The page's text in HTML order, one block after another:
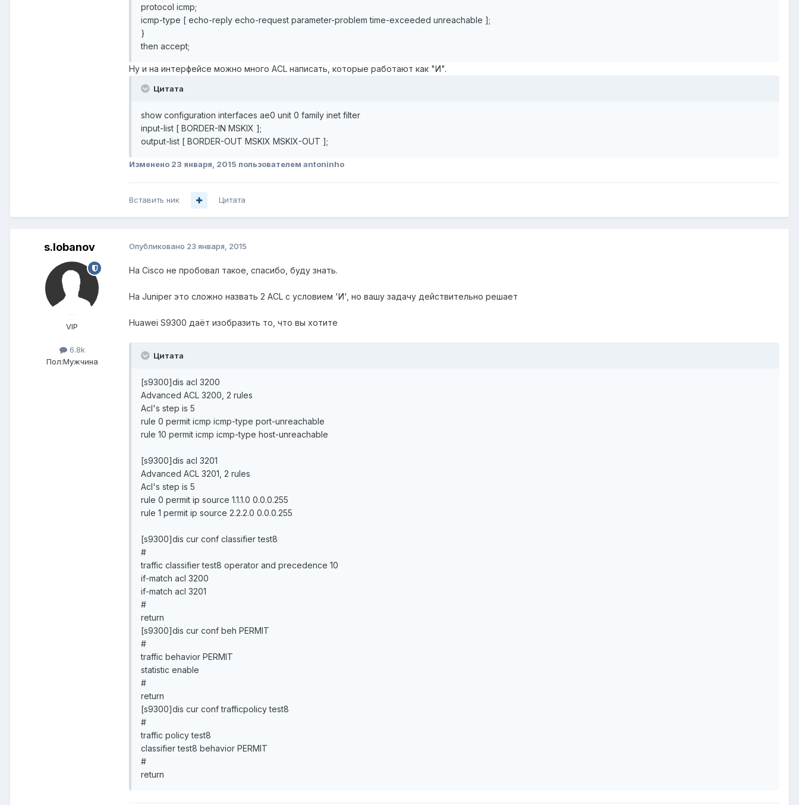
protocol icmp;
icmp-type [ echo-reply echo-request parameter-problem time-exceeded unreachable ];
}
then accept;
Ну и на интерфейсе можно много ACL написать, которые работают как "И".
Цитата
show configuration interfaces ae0 unit 0 family inet filter
input-list [ BORDER-IN MSKIX ];
output-list [ BORDER-OUT MSKIX MSKIX-OUT ];
Изменено 23 января, 2015 пользователем antoninho
Вставить ник Цитата
s.lobanov
VIP
6.8k
Пол:Мужчина
Опубликовано 23 января, 2015
На Cisco не пробовал такое, спасибо, буду знать.
На Juniper это сложно назвать 2 ACL с условием 'И', но вашу задачу действительно решает
Huawei S9300 даёт изобразить то, что вы хотите
Цитата
[s9300]dis acl 3200
Advanced ACL 3200, 2 rules
Acl's step is 5
rule 0 permit icmp icmp-type port-unreachable
rule 10 permit icmp icmp-type host-unreachable
[s9300]dis acl 3201
Advanced ACL 3201, 2 rules
Acl's step is 5
rule 0 permit ip source 1.1.1.0 0.0.0.255
rule 1 permit ip source 2.2.2.0 0.0.0.255
[s9300]dis cur conf classifier test8
#
traffic classifier test8 operator and precedence 10
if-match acl 3200
if-match acl 3201
#
return
[s9300]dis cur conf beh PERMIT
#
traffic behavior PERMIT
statistic enable
#
return
[s9300]dis cur conf trafficpolicy test8
#
traffic policy test8
classifier test8 behavior PERMIT
#
return